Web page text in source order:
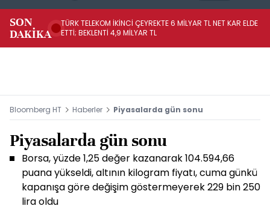
SON
DAKİKA
TÜRK TELEKOM İKİNCİ ÇEYREKTE 6 MİLYAR TL NET KAR ELDE
ETTİ; BEKLENTİ 4,9 MİLYAR TL
Bloomberg HT Haberler Piyasalarda gün sonu
Piyasalarda gün sonu
Borsa, yüzde 1,25 değer kazanarak 104.594,66
puana yükseldi, altının kilogram fiyatı, cuma günkü
kapanışa göre değişim göstermeyerek 229 bin 250
lira oldu